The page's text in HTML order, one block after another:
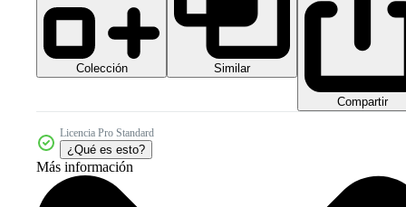
Colección Similar
Compartir
Licencia Pro Standard
¿Qué es esto?
Más información